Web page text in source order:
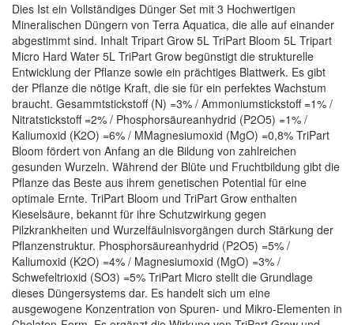
Dies Ist ein Vollständiges Dünger Set mit 3 Hochwertigen
Mineralischen Düngern von Terra Aquatica, die alle auf einander
abgestimmt sind. Inhalt Tripart Grow 5L TriPart Bloom 5L Tripart
Micro Hard Water 5L TriPart Grow begünstigt die strukturelle
Entwicklung der Pflanze sowie ein prächtiges Blattwerk. Es gibt
der Pflanze die nötige Kraft, die sie für ein perfektes Wachstum
braucht. Gesammtstickstoff (N) =3% / Ammoniumstickstoff =1% /
Nitratstickstoff =2% / Phosphorsäureanhydrid (P2O5) =1% /
Kaliumoxid (K2O) =6% / MMagnesiumoxid (MgO) =0,8% TriPart
Bloom fördert von Anfang an die Bildung von zahlreichen
gesunden Wurzeln. Während der Blüte und Fruchtbildung gibt die
Pflanze das Beste aus ihrem genetischen Potential für eine
optimale Ernte. TriPart Bloom und TriPart Grow enthalten
Kieselsäure, bekannt für ihre Schutzwirkung gegen
Pilzkrankheiten und Wurzelfäulnisvorgängen durch Stärkung der
Pflanzenstruktur. Phosphorsäureanhydrid (P2O5) =5% /
Kaliumoxid (K2O) =4% / Magnesiumoxid (MgO) =3% /
Schwefeltrioxid (SO3) =5% TriPart Micro stellt die Grundlage
dieses Düngersystems dar. Es handelt sich um eine
ausgewogene Konzentration von Spuren- und Mikro-Elementen in